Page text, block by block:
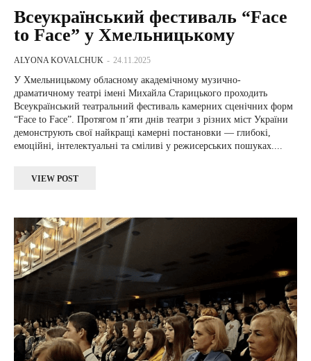
Всеукраїнський фестиваль “Face
to Face” у Хмельницькому
ALYONA KOVALCHUK - 24.11.2025
У Хмельницькому обласному академічному музично-
драматичному театрі імені Михайла Старицького проходить
Всеукраїнський театральний фестиваль камерних сценічних форм
“Face to Face”. Протягом п’яти днів театри з різних міст України
демонструють свої найкращі камерні постановки — глибокі,
емоційні, інтелектуальні та сміливі у режисерських пошуках....
VIEW POST